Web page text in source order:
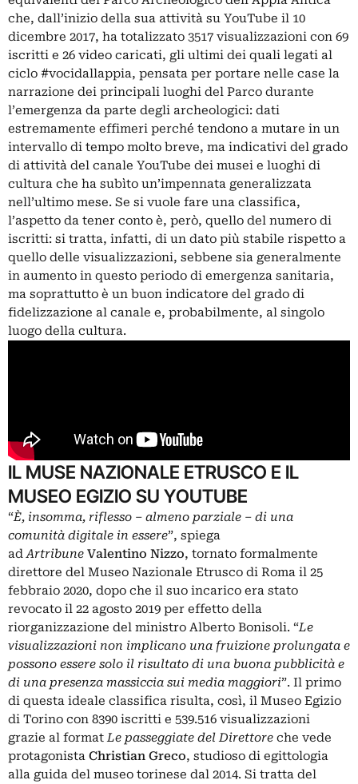
che, dall’inizio della sua attività su YouTube il 10
dicembre 2017, ha totalizzato 3517 visualizzazioni con 69
iscritti e 26 video caricati, gli ultimi dei quali legati al
ciclo #vocidallappia, pensata per portare nelle case la
narrazione dei principali luoghi del Parco durante
l’emergenza da parte degli archeologici: dati
estremamente effimeri perché tendono a mutare in un
intervallo di tempo molto breve, ma indicativi del grado
di attività del canale YouTube dei musei e luoghi di
cultura che ha subìto un’impennata generalizzata
nell’ultimo mese. Se si vuole fare una classifica,
l’aspetto da tener conto è, però, quello del numero di
iscritti: si tratta, infatti, di un dato più stabile rispetto a
quello delle visualizzazioni, sebbene sia generalmente
in aumento in questo periodo di emergenza sanitaria,
ma soprattutto è un buon indicatore del grado di
fidelizzazione al canale e, probabilmente, al singolo
luogo della cultura.
IL MUSE NAZIONALE ETRUSCO E IL
MUSEO EGIZIO SU YOUTUBE
“È, insomma, riflesso – almeno parziale – di una
comunità digitale in essere”, spiega
adArtribune Valentino Nizzo, tornato formalmente
direttore del Museo Nazionale Etrusco di Roma il 25
febbraio 2020, dopo che il suo incarico era stato
revocato il 22 agosto 2019 per effetto della
riorganizzazione del ministro Alberto Bonisoli. “Le
visualizzazioni non implicano una fruizione prolungata e
possono essere solo il risultato di una buona pubblicità e
di una presenza massiccia sui media maggiori”. Il primo
di questa ideale classifica risulta, così, il Museo Egizio
di Torino con 8390 iscritti e 539.516 visualizzazioni
grazie al formatLe passeggiate del Direttore che vede
protagonista Christian Greco, studioso di egittologia
alla guida del museo torinese dal 2014. Si tratta del